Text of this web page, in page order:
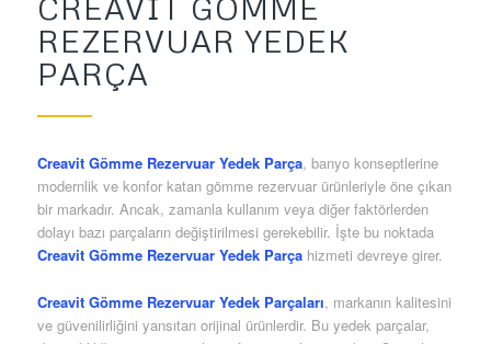
CREAVIT GÖMME
REZERVUAR YEDEK
PARÇA
Creavit Gömme Rezervuar Yedek Parça, banyo konseptlerine
modernlik ve konfor katan gömme rezervuar ürünleriyle öne çıkan
bir markadır. Ancak, zamanla kullanım veya diğer faktörlerden
dolayı bazı parçaların değiştirilmesi gerekebilir. İşte bu noktada
Creavit Gömme Rezervuar Yedek Parçahizmeti devreye girer.
Creavit Gömme Rezervuar Yedek Parçaları, markanın kalitesini
ve güvenilirliğini yansıtan orijinal ürünlerdir. Bu yedek parçalar,